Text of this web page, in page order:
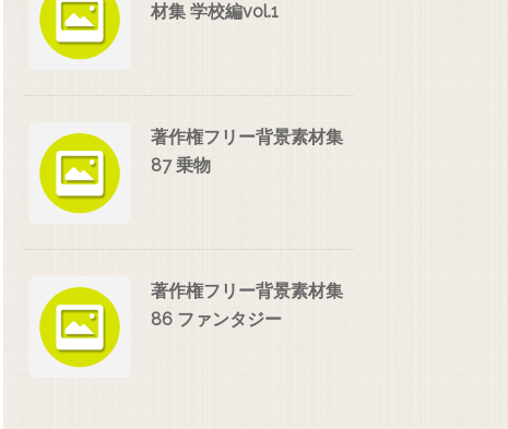
材集 学校編vol.1
著作権フリー背景素材集
87 乗物
著作権フリー背景素材集
86 ファンタジー